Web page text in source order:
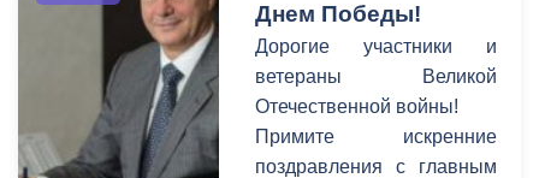
Днем Победы!
Дорогие участники и
ветераны Великой
Отечественной войны!
Примите искренние
поздравления с главным